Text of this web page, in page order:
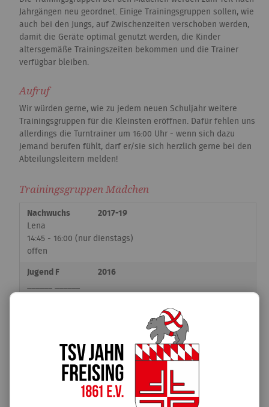
Jahrgängen neu geordnet. Einige Trainingsgruppen sollen, wie
auch bei den Jungs, auf Zwischenzeiten verschoben werden,
damit die Geräte optimal genutzt werden, die Kinder
altersgemäße Trainingszeiten bekommen und die Trainer
verfügbar bleiben.
Aufruf
Wir würden gerne, wie zu jedem neuen Schuljahr weitere
Trainingsgruppen für die Kleinsten eröffnen. Dafür fehlen uns
allerdings die Turntrainer um 16:00 Uhr - wenn sich dazu
jemand berufen fühlt, darf er/sie sich herzlich gerne bei den
Abteilungsleitern melden!
Trainingsgruppen Mädchen
Nachwuchs
2017-19
Lena
14:45 - 16:00 (nur dienstags)
offen
Jugend F
2016
Amelie P./ Sarah L.
16:00 - 18:00
2013-14